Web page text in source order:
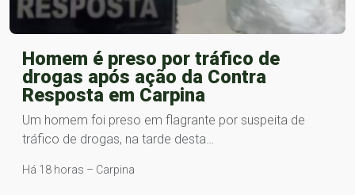
Homem é preso por tráfico de
drogas após ação da Contra
Resposta em Carpina
Um homem foi preso em flagrante por suspeita de
tráfico de drogas, na tarde desta…
Há 18 horas – Carpina